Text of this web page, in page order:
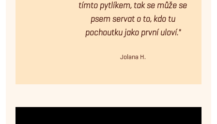
tímto pytlíkem, tak se může se
psem servat o to, kdo tu
pochoutku jako první uloví."
Jolana H.